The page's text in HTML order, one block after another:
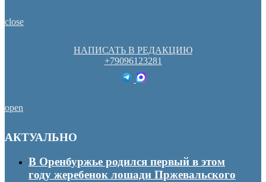
close
НАПИСАТЬ В РЕДАКЦИЮ
+79096123281
open
АКТУАЛЬНО
В Оренбуржье родился первый в этом
году жеребенок лошади Пржевальского